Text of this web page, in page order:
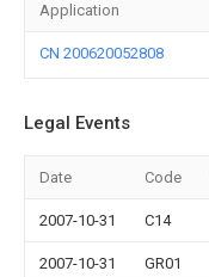
Application
CN 200620052808
Legal Events
Date Code
2007-10-31 C14
2007-10-31 GR01